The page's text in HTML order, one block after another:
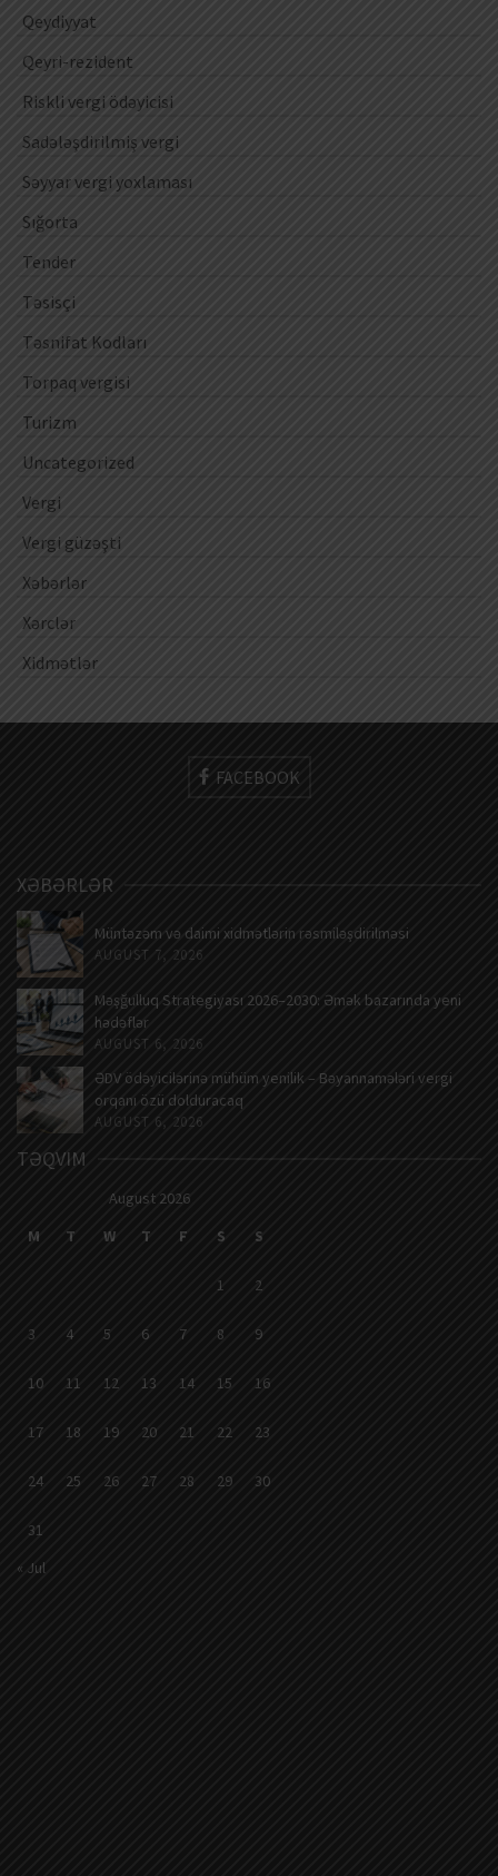
Qeydiyyat
Qeyri-rezident
Riskli vergi ödəyicisi
Sadələşdirilmiş vergi
Səyyar vergi yoxlaması
Sığorta
Tender
Təsisçi
Təsnifat Kodları
Torpaq vergisi
Turizm
Uncategorized
Vergi
Vergi güzəşti
Xəbərlər
Xərclər
Xidmətlər
FACEBOOK
XƏBƏRLƏR
Müntəzəm və daimi xidmətlərin rəsmiləşdirilməsi
AUGUST 7, 2026
Məşğulluq Strategiyası 2026–2030: Əmək bazarında yeni
hədəflər
AUGUST 6, 2026
ƏDV ödəyicilərinə mühüm yenilik – Bəyannamələri vergi
orqanı özü dolduracaq
AUGUST 6, 2026
TƏQVIM
August 2026
M
T W T F S S
1 2
3 4 5 6 7 8 9
10 11 12 13 14 15 16
17 18 19 20 21 22 23
24 25 26 27 28 29 30
31
« Jul